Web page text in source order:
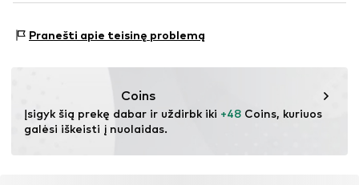
Užsegimas sagomis
Kilmės šalis: Kinija
Pranešti apie teisinę problemą
Coins
Įsigyk šią prekę dabar ir uždirbk iki +48 Coins, kuriuos
galėsi iškeisti į nuolaidas.